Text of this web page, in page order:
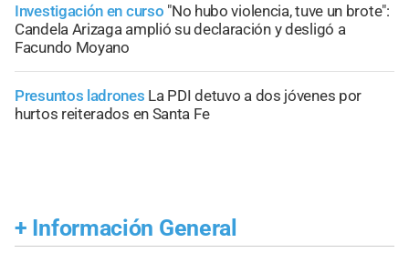
Investigación en curso "No hubo violencia, tuve un brote":
Candela Arizaga amplió su declaración y desligó a
Facundo Moyano
Presuntos ladrones La PDI detuvo a dos jóvenes por
hurtos reiterados en Santa Fe
+ Información General